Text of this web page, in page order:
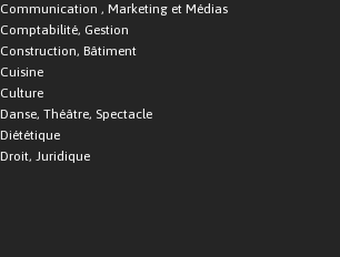
Communication , Marketing et Médias
Comptabilité, Gestion
Construction, Bâtiment
Cuisine
Culture
Danse, Théâtre, Spectacle
Diététique
Droit, Juridique